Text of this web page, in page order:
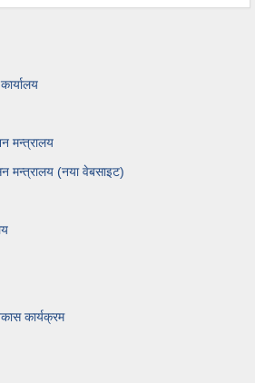
मन्त्रालय
मन्त्रालय (नया वेबसाइट)
कार्यक्रम